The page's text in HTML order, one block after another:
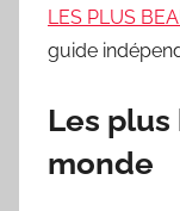
LES PLUS
guide
Les
monde